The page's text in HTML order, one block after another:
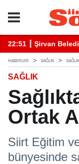
22:41 ┋ Siirt’te Baraj
HABERLER SAĞLIK
SAĞLIK
Ortak
Siirt Eğitim
bünyesinde